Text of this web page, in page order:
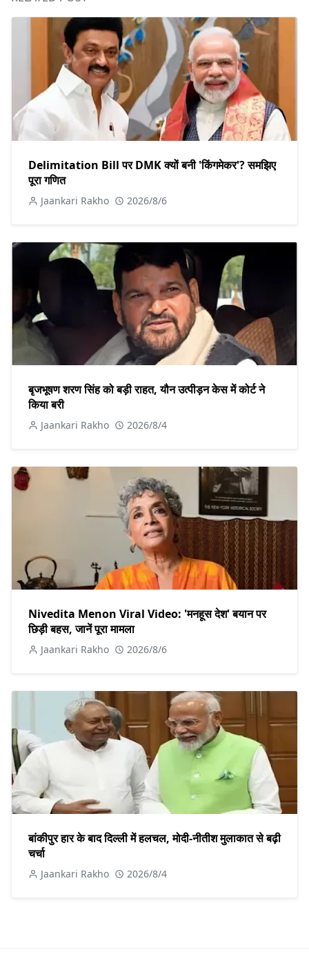
Delimitation Bill पर DMK क्यों बनी 'किंगमेकर'? समझिए
पूरा गणित
Jaankari Rakho 2026/8/6
बृजभूषण शरण सिंह को बड़ी राहत, यौन उत्पीड़न केस में कोर्ट ने
किया बरी
Jaankari Rakho 2026/8/4
Nivedita Menon Viral Video: 'मनहूस देश' बयान पर
छिड़ी बहस, जानें पूरा मामला
Jaankari Rakho 2026/8/6
बांकीपुर हार के बाद दिल्ली में हलचल, मोदी-नीतीश मुलाकात से बढ़ी
चर्चा
Jaankari Rakho 2026/8/4